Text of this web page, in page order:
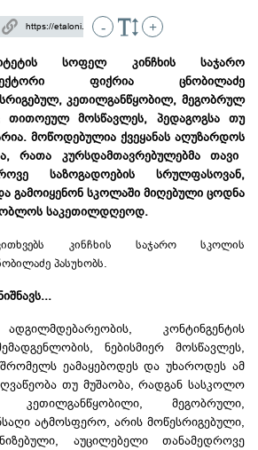
- +
სოფელ კინჩხისსაჯარო
ფიქრია ცნობილაძე
კეთილგანწყობილ, მეგობრულ
თითოეულ მოსწავლეს, პედაგოგსა თუ
მოწოდებულია ქვეყანას აღუზარდოს
რათა კურსდამთავრებულებმა თავი
საზოგადოების სრულფასოვან,
გამოიყენონ სკოლაში მიღებული ცოდნა
საკეთილდღეოდ.
კინჩხის საჯარო სკოლის
პასუხობს.
კონტინგენტის
ნებისმიერ მოსწავლეს,
ეამაყებოდეს და უხაროდეს ამ
თუ მუშაობა, რადგან სასკოლო
კეთილგანწყობილი, მეგობრული,
ატმოსფერო, არის მოწესრიგებული,
აუცილებელი თანამედროვე